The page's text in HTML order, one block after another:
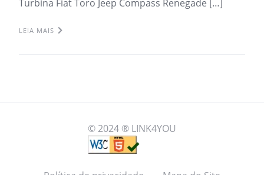
Turbina Fiat Toro Jeep Compass Renegade […]
LEIA MAIS
© 2024 ® LINK4YOU